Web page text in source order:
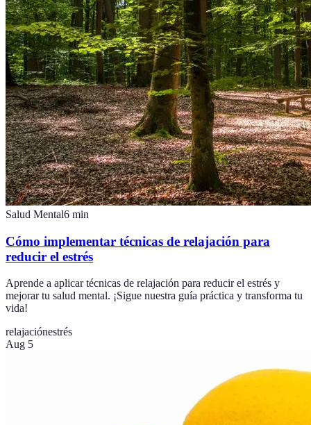
Salud Mental6 min
Cómo implementar técnicas de relajación para
reducir el estrés
Aprende a aplicar técnicas de relajación para reducir el estrés y
mejorar tu salud mental. ¡Sigue nuestra guía práctica y transforma tu
vida!
relajaciónestrés
Aug 5